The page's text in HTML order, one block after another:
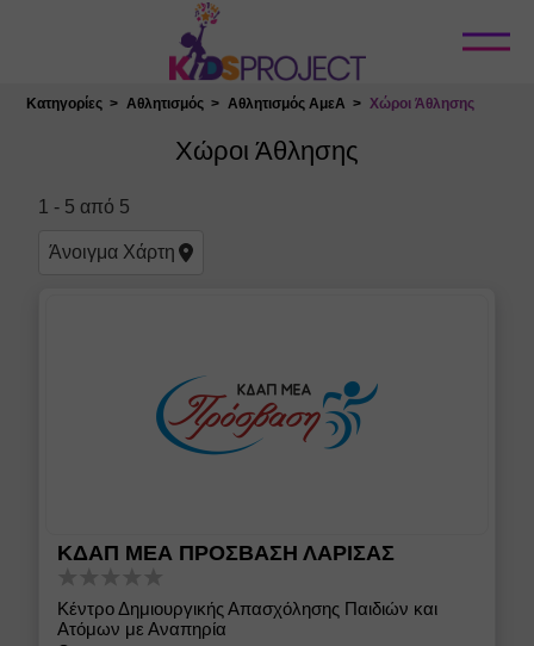
Κλείσιμο
Κατηγορίες Αθλητισμός Αθλητισμός ΑμεΑ Χώροι Άθλησης
Χώροι Άθλησης
1 - 5 από 5
Άνοιγμα Χάρτη
ΚΔΑΠ ΜΕΑ ΠΡΟΣΒΑΣΗ ΛΑΡΙΣΑΣ
Κέντρο Δημιουργικής Απασχόλησης Παιδιών και
Ατόμων με Αναπηρία